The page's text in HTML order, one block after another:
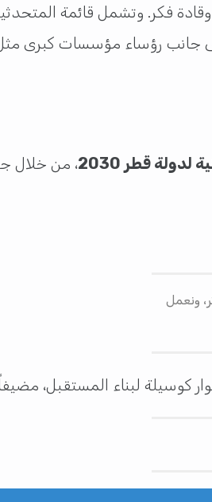
وقادة فكر. وتشمل قائمة
جانب رؤساء مؤسسات كبرى
قطر 2030
، من خلال
ونعمل
كوسيلة لبناء المستقبل،